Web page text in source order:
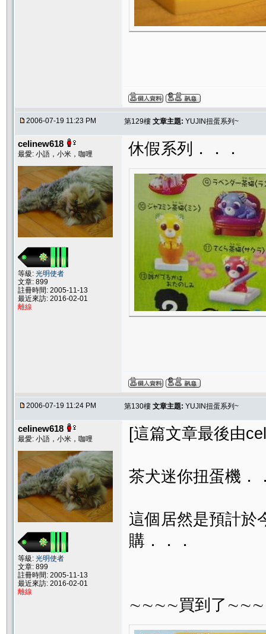
2006-07-19 11:23 PM 第129樓 文章主題: YUJIN扭蛋系列~
celinew618
最愛: 小語，小米，咖哩
等級: 光明使者
文章: 899
註冊時間: 2005-11-13
最近來訪: 2016-02-01
離線
休假系列．．．
2006-07-19 11:24 PM 第130樓 文章主題: YUJIN扭蛋系列~
celinew618
最愛: 小語，小米，咖哩
等級: 光明使者
文章: 899
註冊時間: 2005-11-13
最近來訪: 2016-02-01
離線
[這篇文章最後由
茶犬迷你扭蛋機
這個居然是預計於
購．．．
∼∼∼∼買到了